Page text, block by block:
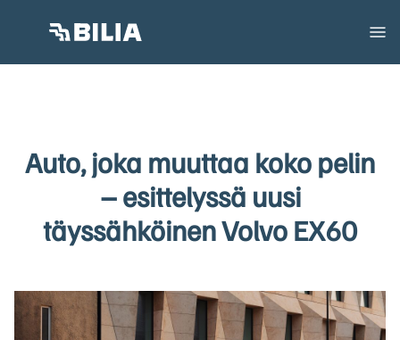
Auto, joka muuttaa koko pelin
– esittelyssä uusi
täyssähköinen Volvo EX60